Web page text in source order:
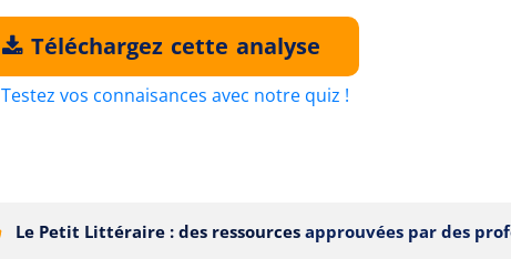
Téléchargez cette analyse
Testez vos connaisances avec notre quiz !
Le Petit Littéraire : des ressources approuvées par des